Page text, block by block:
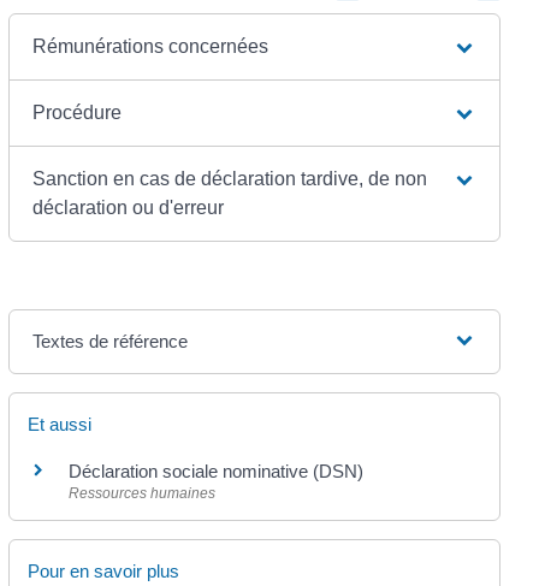
Rémunérations concernées
Procédure
Sanction en cas de déclaration tardive, de non
déclaration ou d'erreur
Textes de référence
Et aussi
Déclaration sociale nominative (DSN)
Ressources humaines
Pour en savoir plus